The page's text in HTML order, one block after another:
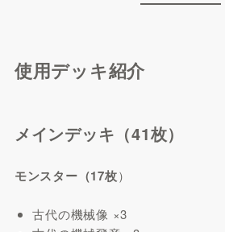
使用デッキ紹介
メインデッキ（41枚）
モンスター（17枚）
古代の機械像 ×3